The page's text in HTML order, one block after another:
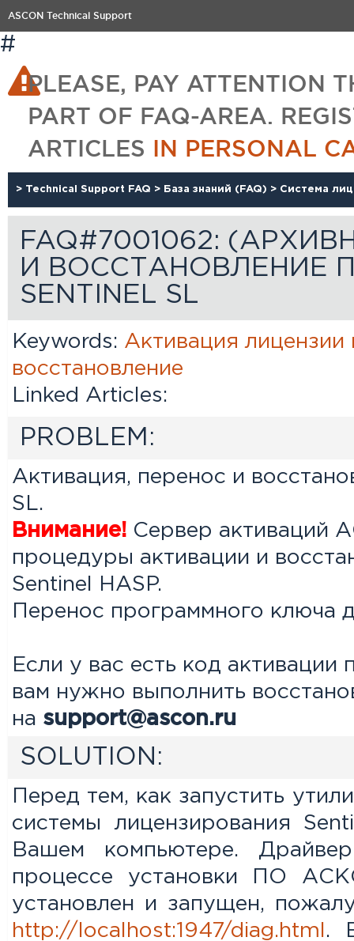
ASCON Technical Support
#
PLEASE, PAY ATTENTION
PART OF FAQ-AREA.
ARTICLES IN PERSONAL
> Technical Support FAQ > База знаний (FAQ) > Система
FAQ#7001062:
И ВОССТАНОВЛЕНИЕ
SENTINEL SL
Keywords: Активация лицензии
восстановление
Linked Articles:
PROBLEM:
Активация, перенос и
SL.
Внимание! Сервер активаций
процедуры активации и
Sentinel HASP.
Перенос программного ключа
Если у вас есть код
вам нужно выполнить
на support@ascon.ru
SOLUTION:
Перед тем, как запустить
системы лицензирования
Вашем компьютере. Драйвер
процессе установки ПО
установлен и запущен,
http://localhost:1947/diag.html .